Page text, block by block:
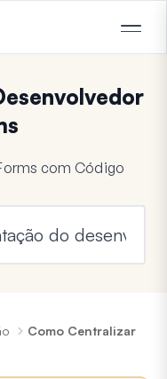
com Código
Como Centralizar